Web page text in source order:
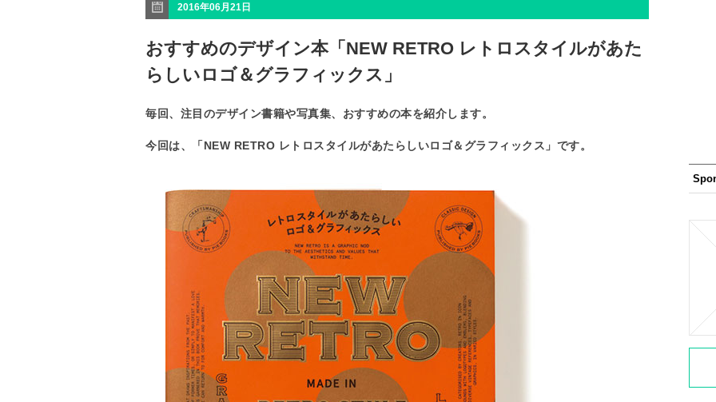
2016年06月21日
おすすめのデザイン本「NEW RETRO レトロスタイルがあた
らしいロゴ＆グラフィックス」
毎回、注目のデザイン書籍や写真集、おすすめの本を紹介します。
今回は、「NEW RETRO レトロスタイルがあたらしいロゴ＆グラフィックス」です。